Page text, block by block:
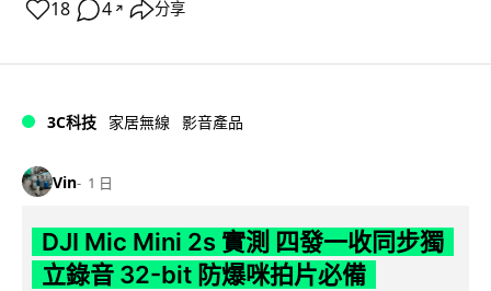
18 4 ↗ 分享
3C科技 家居無線 影音產品
Vin 1 日
DJI Mic Mini 2s 實測 四發一收同步獨
立錄音 32-bit 防爆咪拍片必備